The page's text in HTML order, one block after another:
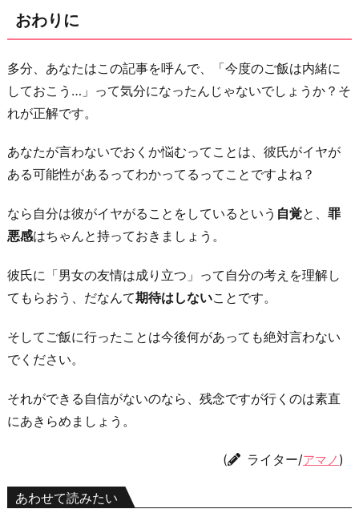
おわりに
多分、あなたはこの記事を呼んで、「今度のご飯は内緒に
しておこう…」って気分になったんじゃないでしょうか？そ
れが正解です。
あなたが言わないでおくか悩むってことは、彼氏がイヤが
ある可能性があるってわかってるってことですよね？
なら自分は彼がイヤがることをしているという 自覚と、 罪
悪感はちゃんと持っておきましょう。
彼氏に「男女の友情は成り立つ」って自分の考えを理解し
てもらおう、だなんて期待はしないことです。
そしてご飯に行ったことは今後何があっても絶対言わない
でください。
それができる自信がないのなら、残念ですが行くのは素直
にあきらめましょう。
( ライター/アマノ )
あわせて読みたい